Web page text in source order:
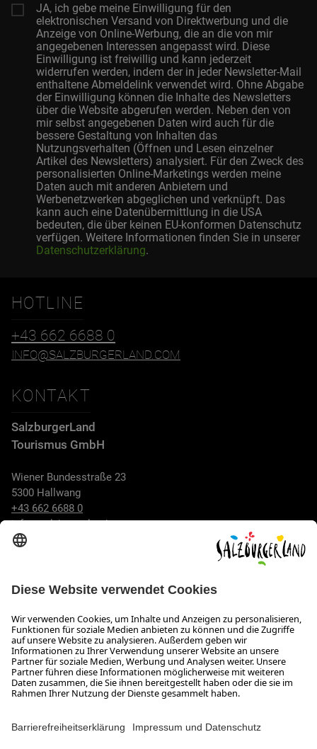
JA, ich gebe meine Einwilligung für den
elektronischen Versand von Direktwerbung und die
Anzeige von Online-Werbung, die an die von mir
angegebenen Interessen angepasst wird. Diese
Einwilligung ist freiwillig und kann jederzeit
widerrufen werden, indem der in jeder Newsletter-Mail
enthaltene Abmeldelink verwendet wird. Ohne Abgabe
der Einwilligung können die Inhalte des Newsletters
über die Website abgerufen werden. Neben den von
mir selbst angegebenen Daten wird auch für die
bessere Gestaltung von Inhalten das
Nutzungsverhalten (Öffnen und Lesen einzelner
Artikel des Newsletters) analysiert. Für den Zweck des
personalisierten Online-Marketings werden meine
Daten auch mit anderen Anbietern und
Werbenetzwerken abgeglichen und verknüpft. Das
kann auch eine Datenübermittlung in die USA
bedeuten, die über keinen EU-konformen Datenschutz
verfügen. Weitere Informationen finden Sie in unserer
Datenschutzerklärung.
HOTLINE
+43 662 6688 0
INFO@SALZBURGERLAND.COM
KONTAKT
SalzburgerLand
Tourismus GmbH
Wiener Bundesstraße 23
5300 Hallwang
+43 662 6688 0
info@salzburgerland.com
Wir freuen uns auf Ihre Anfrage!
Gerne stehen wir Ihnen von Montag bis Donnerstag von 08:00
bis 17:30 Uhr und am Freitag von 08:00 bis 17:00 Uhr zur
Verfügung.
Das Unternehmen Jobs Meeting- und Kongresslocations